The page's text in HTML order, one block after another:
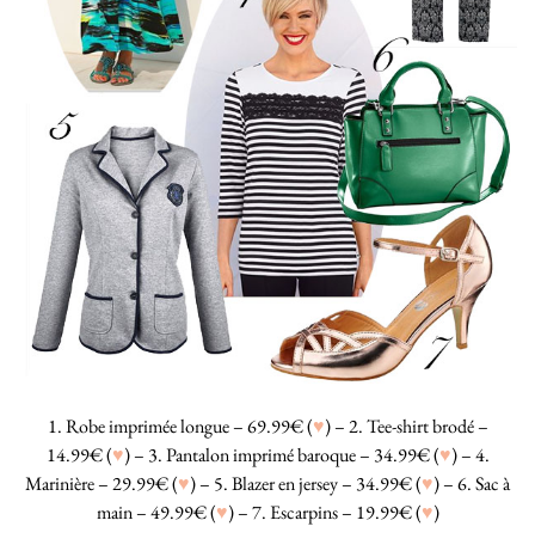
1. Robe imprimée longue – 69.99€ (♥) – 2. Tee-shirt brodé –
14.99€ (♥) – 3. Pantalon imprimé baroque – 34.99€ (♥) – 4.
Marinière – 29.99€ (♥) – 5. Blazer en jersey – 34.99€ (♥) – 6. Sac à
main – 49.99€ (♥) – 7. Escarpins – 19.99€ (♥)